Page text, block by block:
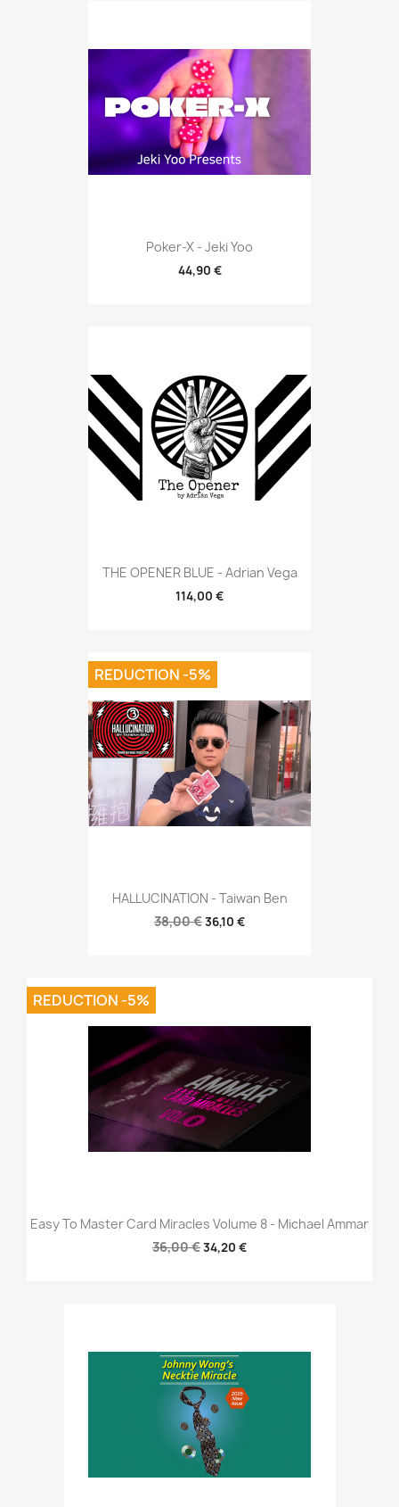
Poker-X - Jeki Yoo
44,90 €
THE OPENER BLUE - Adrian Vega
114,00 €
HALLUCINATION - Taiwan Ben
38,00 €36,10 €
REDUCTION -5%
Easy To Master Card Miracles Volume 8 - Michael Ammar
36,00 €34,20 €
REDUCTION -5%